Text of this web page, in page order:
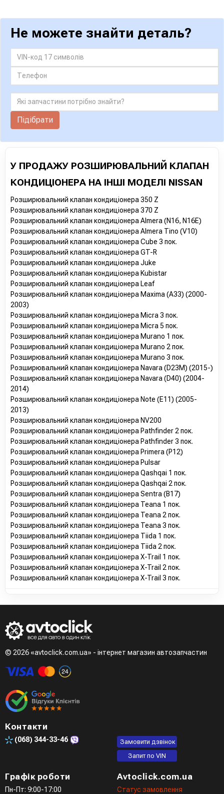
Не можете знайти деталь?
Підібрати
У ПРОДАЖУ РОЗШИРЮВАЛЬНИЙ КЛАПАН
КОНДИЦІОНЕРА НА ІНШІ МОДЕЛІ NISSAN
Розширювальний клапан кондиціонера 350 Z
Розширювальний клапан кондиціонера 370 Z
Розширювальний клапан кондиціонера Almera (N16, N16E)
Розширювальний клапан кондиціонера Almera Tino (V10)
Розширювальний клапан кондиціонера Cube 3 пок.
Розширювальний клапан кондиціонера GT-R
Розширювальний клапан кондиціонера Juke
Розширювальний клапан кондиціонера Kubistar
Розширювальний клапан кондиціонера Leaf
Розширювальний клапан кондиціонера Maxima (A33) (2000-
2003)
Розширювальний клапан кондиціонера Micra 3 пок.
Розширювальний клапан кондиціонера Micra 5 пок.
Розширювальний клапан кондиціонера Murano 1 пок.
Розширювальний клапан кондиціонера Murano 2 пок.
Розширювальний клапан кондиціонера Murano 3 пок.
Розширювальний клапан кондиціонера Navara (D23M) (2015-)
Розширювальний клапан кондиціонера Navara (D40) (2004-
2014)
Розширювальний клапан кондиціонера Note (E11) (2005-
2013)
Розширювальний клапан кондиціонера NV200
Розширювальний клапан кондиціонера Pathfinder 2 пок.
Розширювальний клапан кондиціонера Pathfinder 3 пок.
Розширювальний клапан кондиціонера Primera (P12)
Розширювальний клапан кондиціонера Pulsar
Розширювальний клапан кондиціонера Qashqai 1 пок.
Розширювальний клапан кондиціонера Qashqai 2 пок.
Розширювальний клапан кондиціонера Sentra (B17)
Розширювальний клапан кондиціонера Teana 1 пок.
Розширювальний клапан кондиціонера Teana 2 пок.
Розширювальний клапан кондиціонера Teana 3 пок.
Розширювальний клапан кондиціонера Tiida 1 пок.
Розширювальний клапан кондиціонера Tiida 2 пок.
Розширювальний клапан кондиціонера X-Trail 1 пок.
Розширювальний клапан кондиціонера X-Trail 2 пок.
Розширювальний клапан кондиціонера X-Trail 3 пок.
© 2026 «avtoclick.com.ua» - інтернет магазин автозапчастин
Контакти
(068) 344-33-46
Замовити дзвінок
Запит по VIN
Графік роботи
Пн-Пт: 9:00-17:00
Avtoclick.com.ua
Статус замовлення